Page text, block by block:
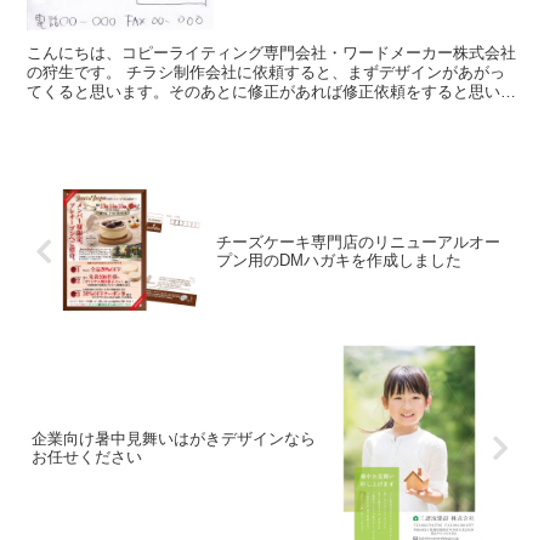
こんにちは、コピーライティング専門会社・ワードメーカー株式会社
の狩生です。 チラシ制作会社に依頼すると、まずデザインがあがっ
てくると思います。そのあとに修正があれば修正依頼をすると思いま
チーズケーキ専門店のリニューアルオー
プン用のDMハガキを作成しました
企業向け暑中見舞いはがきデザインなら
お任せください